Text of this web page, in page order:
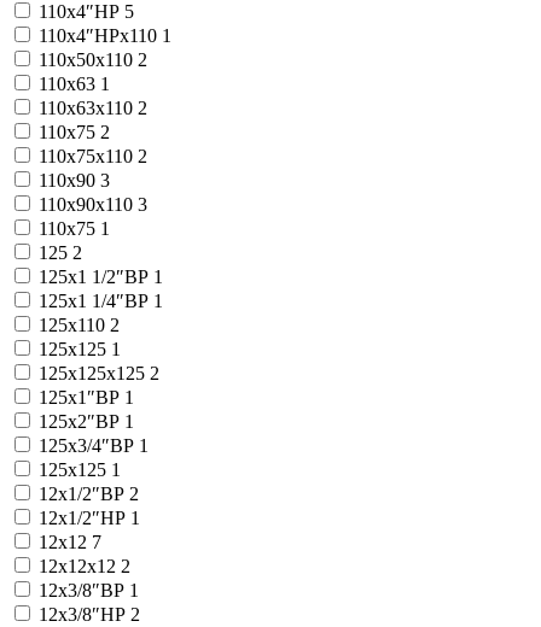
110x4″НР 5
110x4″НРx110 1
110x50x110 2
110x63 1
110x63x110 2
110x75 2
110x75x110 2
110x90 3
110x90x110 3
110х75 1
125 2
125x1 1/2″ВР 1
125x1 1/4″ВР 1
125x110 2
125x125 1
125x125x125 2
125x1″ВР 1
125x2″ВР 1
125x3/4″ВР 1
125х125 1
12x1/2″ВР 2
12x1/2″НР 1
12x12 7
12x12x12 2
12x3/8″ВР 1
12x3/8″НР 2